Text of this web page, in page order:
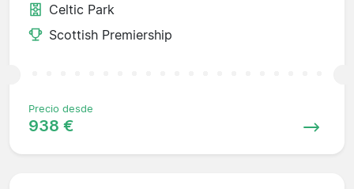
Celtic Park
Scottish Premiership
Precio desde
938 €